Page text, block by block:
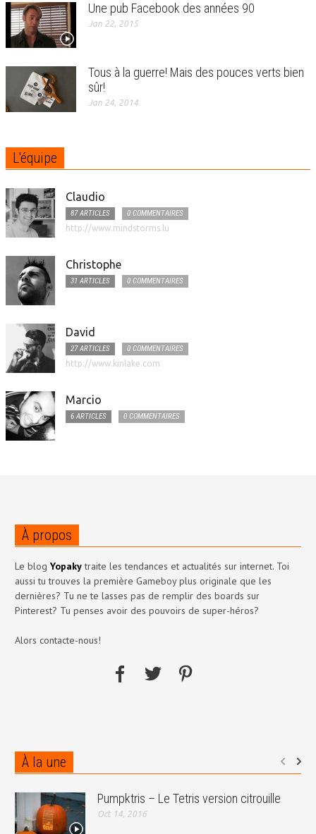
Une pub Facebook des années 90
Jan 22, 2015
Tous à la guerre! Mais des pouces verts bien
sûr!
Jan 24, 2014
L'équipe
Claudio
87 ARTICLES
0 COMMENTAIRES
http://www.mindstorms.lu
Christophe
31 ARTICLES 0 COMMENTAIRES
David
27 ARTICLES
0 COMMENTAIRES
http://www.kinlake.com
Marcio
6 ARTICLES 0 COMMENTAIRES
À propos
Le blog Yopakytraite les tendances et actualités sur internet. Toi
aussi tu trouves la première Gameboy plus originale que les
dernières? Tu ne te lasses pas de remplir des boards sur
Pinterest? Tu penses avoir des pouvoirs de super-héros?
Alors contacte-nous!
À la une
Pumpktris – Le Tetris version citrouille
Oct 14, 2016